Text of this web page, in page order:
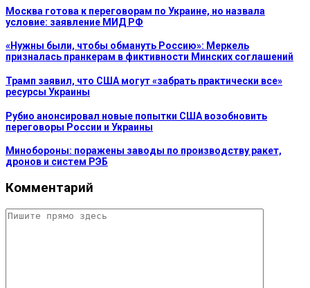
Москва готова к переговорам по Украине, но назвала
условие: заявление МИД РФ
«Нужны были, чтобы обмануть Россию»: Меркель
призналась пранкерам в фиктивности Минских соглашений
Трамп заявил, что США могут «забрать практически все»
ресурсы Украины
Рубио анонсировал новые попытки США возобновить
переговоры России и Украины
Минобороны: поражены заводы по производству ракет,
дронов и систем РЭБ
Комментарий